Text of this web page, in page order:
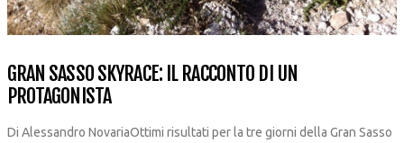
GRAN SASSO SKYRACE: IL RACCONTO DI UN
PROTAGONISTA
Di Alessandro NovariaOttimi risultati per la tre giorni della Gran Sasso